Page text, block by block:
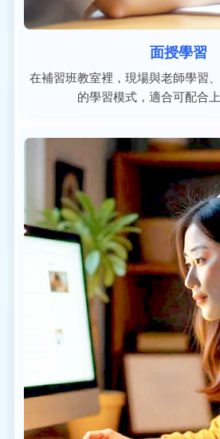
面授學習
在補習班教室裡，現場與老師學習
的學習模式，適合可配合上